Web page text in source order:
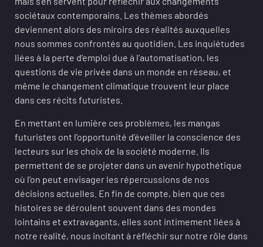
sociétaux contemporains. Les thèmes abordés
deviennent alors des miroirs des réalités auxquelles
nous sommes confrontés au quotidien. Les inquiétudes
liées à la perte d’emploi due à l’automatisation, les
questions de vie privée dans un monde en réseau, et
même le changement climatique trouvent leur place
dans ces récits futuristes.
En mettant en lumière ces problèmes, les mangas
futuristes ont l’opportunité d’éveiller la conscience des
lecteurs sur les choix de la société moderne. Ils
permettent de se projeter dans un avenir hypothétique
où l’on peut envisager les répercussions de nos
décisions actuelles. En fin de compte, bien que ces
histoires se déroulent souvent dans des mondes
lointains et extravagants, elles sont intimement liées à
notre réalité, nous incitant à réfléchir sur notre rôle dans